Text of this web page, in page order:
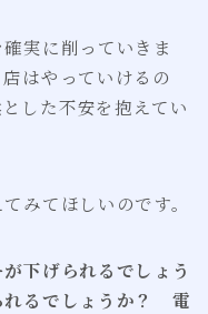
実に削っていきま
はやっていけるの
した不安を抱えてい
みてほしいのです。
下げられるでしょう
るでしょうか？ 電